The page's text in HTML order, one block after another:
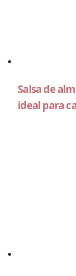
Salsa de
ideal para